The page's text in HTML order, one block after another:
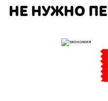
НЕ НУЖНО